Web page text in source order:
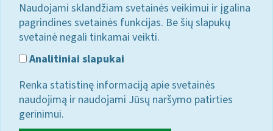
Naudojami sklandžiam svetainės veikimui ir įgalina
pagrindines svetainės funkcijas. Be šių slapukų
svetainė negali tinkamai veikti.
Analitiniai slapukai
Renka statistinę informaciją apie svetainės
naudojimą ir naudojami Jūsų naršymo patirties
gerinimui.